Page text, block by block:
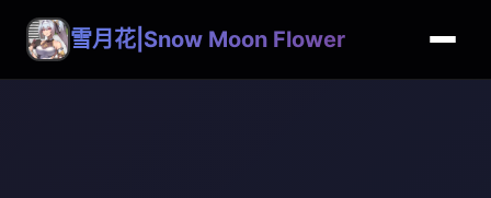
雪月花|Snow Moon Flower